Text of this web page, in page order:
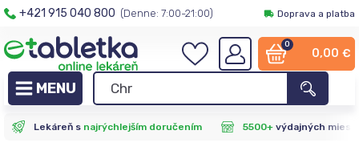
+421 915 040 800 (Denne: 7:00-21:00) Doprava a platba
0
0,00 €
Lekáreň s najrýchlejším doručením 5500+výdajných miest